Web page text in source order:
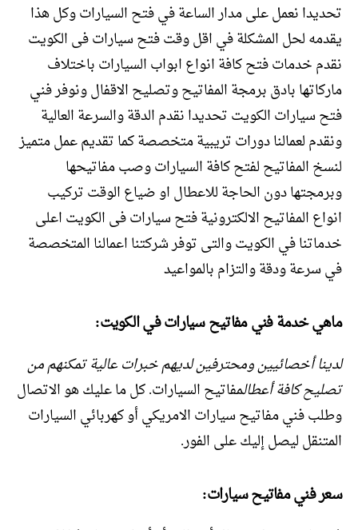
تحديدا نعمل على مدار الساعة في فتح السيارات وكل هذا
يقدمه لحل المشكلة في اقل وقت فتح سيارات فى الكويت
نقدم خدمات فتح كافة انواع ابواب السيارات باختلاف
ماركاتها بادق برمجة المفاتيح وتصليح الاقفال ونوفر فني
فتح سيارات الكويت تحديدا نقدم الدقة والسرعة العالية
ونقدم لعمالنا دورات تريبية متخصصة كما تقديم عمل متميز
لنسخ المفاتيح لفتح كافة السيارات وصب مفاتيحها
وبرمجتها دون الحاجة للاعطال او ضياع الوقت تركيب
انواع المفاتيح الالكترونية فتح سيارات فى الكويت اعلى
خدماتنا في الكويت والتى توفر شركتنا اعمالنا المتخصصة
في سرعة ودقة والتزام بالمواعيد
ماهي خدمة فني مفاتيح سيارات في الكويت:
لدينا أخصائيين ومحترفين لديهم خبرات عالية تمكنهم من
تصليح كافة أعطالمفاتيح السيارات. كل ما عليك هو الاتصال
وطلب فني مفاتيح سيارات الامريكي أو كهربائي السيارات
المتنقل ليصل إليك على الفور.
سعر فني مفاتيح سيارات: